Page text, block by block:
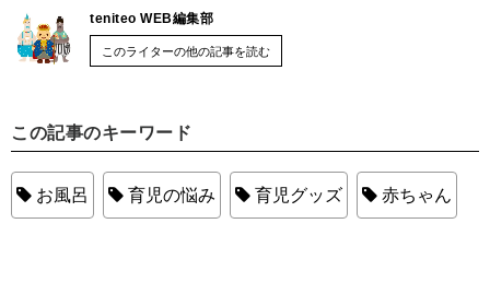
teniteo WEB編集部
このライターの他の記事を読む
この記事のキーワード
お風呂 育児の悩み 育児グッズ 赤ちゃん